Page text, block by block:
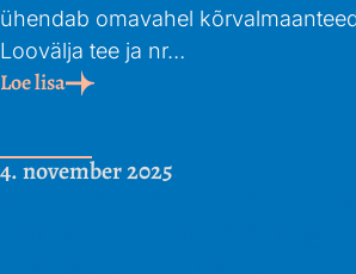
ühendab omavahel
Loovälja tee ja nr…
Loe lisa
4. november 2025